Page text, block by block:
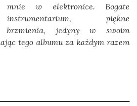
mnie w elektronice. Bogate
instrumentarium, piękne
brzmienia, jedyny w swoim
tego albumu za każdym razem